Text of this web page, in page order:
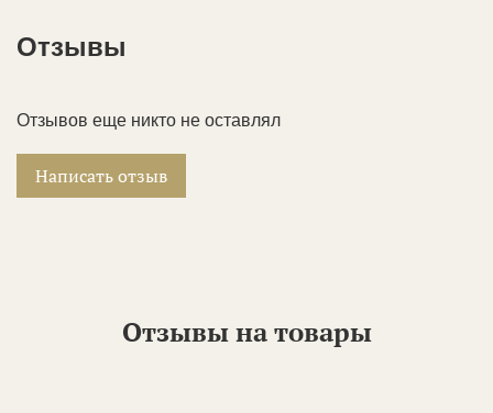
Отзывы
Отзывов еще никто не оставлял
Написать отзыв
Отзывы на товары